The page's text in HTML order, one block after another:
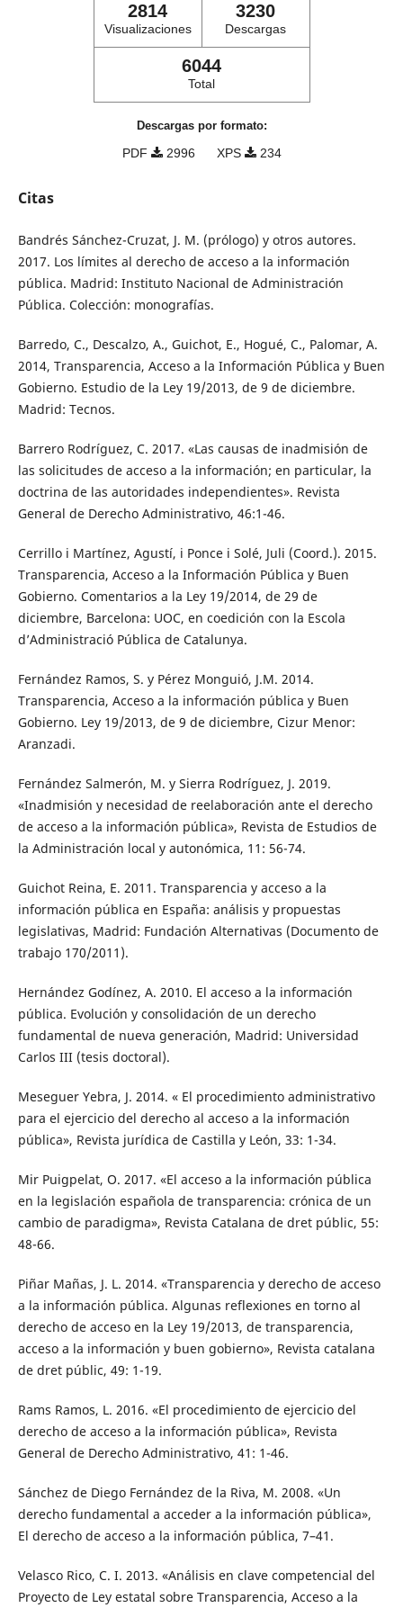
2814
Visualizaciones
3230
Descargas
6044
Total
Descargas por formato:
PDF 2996 XPS 234
Citas
Bandrés Sánchez-Cruzat, J. M. (prólogo) y otros autores.
2017. Los límites al derecho de acceso a la información
pública. Madrid: Instituto Nacional de Administración
Pública. Colección: monografías.
Barredo, C., Descalzo, A., Guichot, E., Hogué, C., Palomar, A.
2014, Transparencia, Acceso a la Información Pública y Buen
Gobierno. Estudio de la Ley 19/2013, de 9 de diciembre.
Madrid: Tecnos.
Barrero Rodríguez, C. 2017. «Las causas de inadmisión de
las solicitudes de acceso a la información; en particular, la
doctrina de las autoridades independientes». Revista
General de Derecho Administrativo, 46:1-46.
Cerrillo i Martínez, Agustí, i Ponce i Solé, Juli (Coord.). 2015.
Transparencia, Acceso a la Información Pública y Buen
Gobierno. Comentarios a la Ley 19/2014, de 29 de
diciembre, Barcelona: UOC, en coedición con la Escola
d’Administració Pública de Catalunya.
Fernández Ramos, S. y Pérez Monguió, J.M. 2014.
Transparencia, Acceso a la información pública y Buen
Gobierno. Ley 19/2013, de 9 de diciembre, Cizur Menor:
Aranzadi.
Fernández Salmerón, M. y Sierra Rodríguez, J. 2019.
«Inadmisión y necesidad de reelaboración ante el derecho
de acceso a la información pública», Revista de Estudios de
la Administración local y autonómica, 11: 56-74.
Guichot Reina, E. 2011. Transparencia y acceso a la
información pública en España: análisis y propuestas
legislativas, Madrid: Fundación Alternativas (Documento de
trabajo 170/2011).
Hernández Godínez, A. 2010. El acceso a la información
pública. Evolución y consolidación de un derecho
fundamental de nueva generación, Madrid: Universidad
Carlos III (tesis doctoral).
Meseguer Yebra, J. 2014. « El procedimiento administrativo
para el ejercicio del derecho al acceso a la información
pública», Revista jurídica de Castilla y León, 33: 1-34.
Mir Puigpelat, O. 2017. «El acceso a la información pública
en la legislación española de transparencia: crónica de un
cambio de paradigma», Revista Catalana de dret públic, 55:
48-66.
Piñar Mañas, J. L. 2014. «Transparencia y derecho de acceso
a la información pública. Algunas reflexiones en torno al
derecho de acceso en la Ley 19/2013, de transparencia,
acceso a la información y buen gobierno», Revista catalana
de dret públic, 49: 1-19.
Rams Ramos, L. 2016. «El procedimiento de ejercicio del
derecho de acceso a la información pública», Revista
General de Derecho Administrativo, 41: 1-46.
Sánchez de Diego Fernández de la Riva, M. 2008. «Un
derecho fundamental a acceder a la información pública»,
El derecho de acceso a la información pública, 7–41.
Velasco Rico, C. I. 2013. «Análisis en clave competencial del
Proyecto de Ley estatal sobre Transparencia, Acceso a la